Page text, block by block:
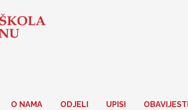
O NAMA ODJELI UPISI OBAVIJESTI